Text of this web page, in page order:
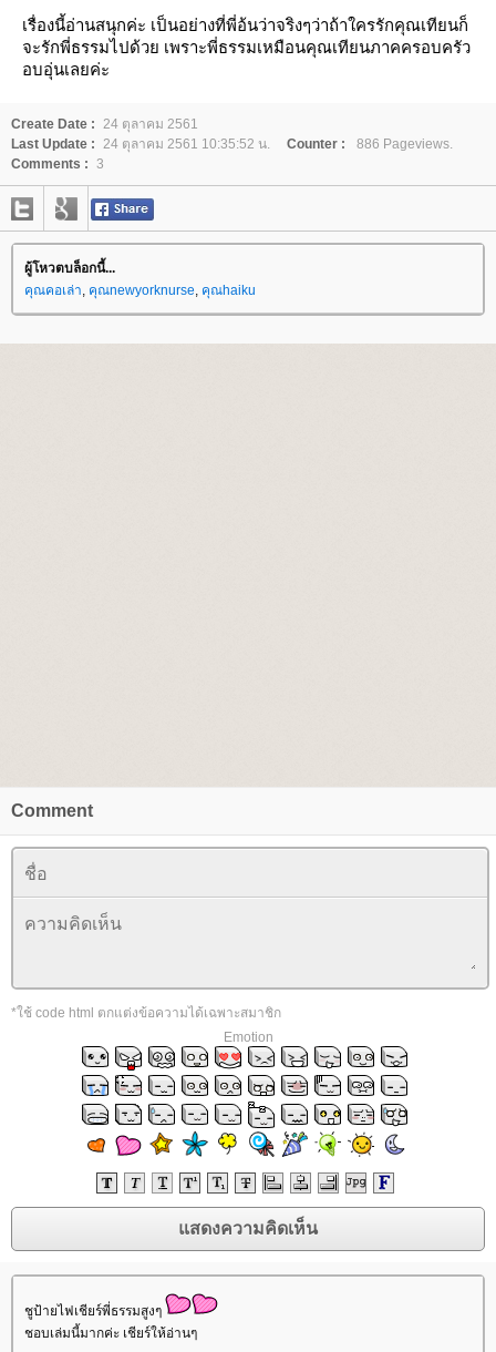
เรื่องนี้อ่านสนุกค่ะ เป็นอย่างที่พี่อ้นว่าจริงๆว่าถ้าใครรักคุณเทียนก็
จะรักพี่ธรรมไปด้วย เพราะพี่ธรรมเหมือนคุณเทียนภาคครอบครัว
อบอุ่นเลยค่ะ
Create Date : 24 ตุลาคม 2561
Last Update : 24 ตุลาคม 2561 10:35:52 น. Counter :
886 Pageviews.
Comments : 3
ผู้โหวตบล็อกนี้...
คุณคอเล่า, คุณnewyorknurse, คุณhaiku
Comment
*ใช้ code html ตกแต่งข้อความได้เฉพาะสมาชิก
Emotion
ชูป้ายไฟเชียร์พี่ธรรมสูงๆ
ชอบเล่มนี้มากค่ะ เชียร์ให้อ่านๆ